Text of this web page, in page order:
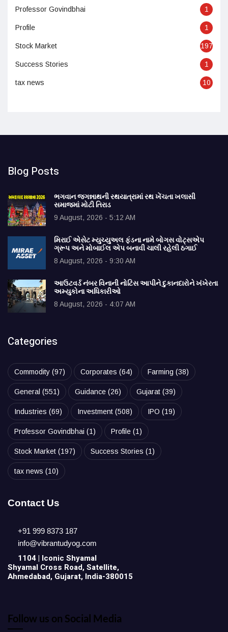
Professor Govindbhai 1
Profile 1
Stock Market 197
Success Stories 1
tax news 10
Blog Posts
ભગવાન જગન્નાથની રથયાત્રામાં રથ ખેંચતા ખલાસી
સમાજમાં મોટી તિરાડ
9 August, 2026 - 5:12 AM
મિરાઈ એસેટ મ્યુચ્યુઅલ ફંડના નામે બોગસ વોટ્સએપ
ગ્રૂપ અને મોબાઈલ એપ બનાવી ચાલી રહેલી ઠગાઈ
8 August, 2026 - 9:30 AM
આઉટવર્ડ નંબર વિનાની નોટિસ આપીને દુકાનદારોને ખંખેરતા
અમ્યુકોના અધિકારીઓ
8 August, 2026 - 4:07 AM
Categories
Commodity (97) Corporates (64) Farming (38)
General (551) Guidance (26) Gujarat (39)
Industries (69) Investment (508) IPO (19)
Professor Govindbhai (1) Profile (1)
Stock Market (197) Success Stories (1)
tax news (10)
Contact Us
+91 999 8373 187
info@vibrantudyog.com
1104 | Iconic Shyamal
Shyamal Cross Road, Satellite,
Ahmedabad, Gujarat, India-380015
Follow us on Social Media